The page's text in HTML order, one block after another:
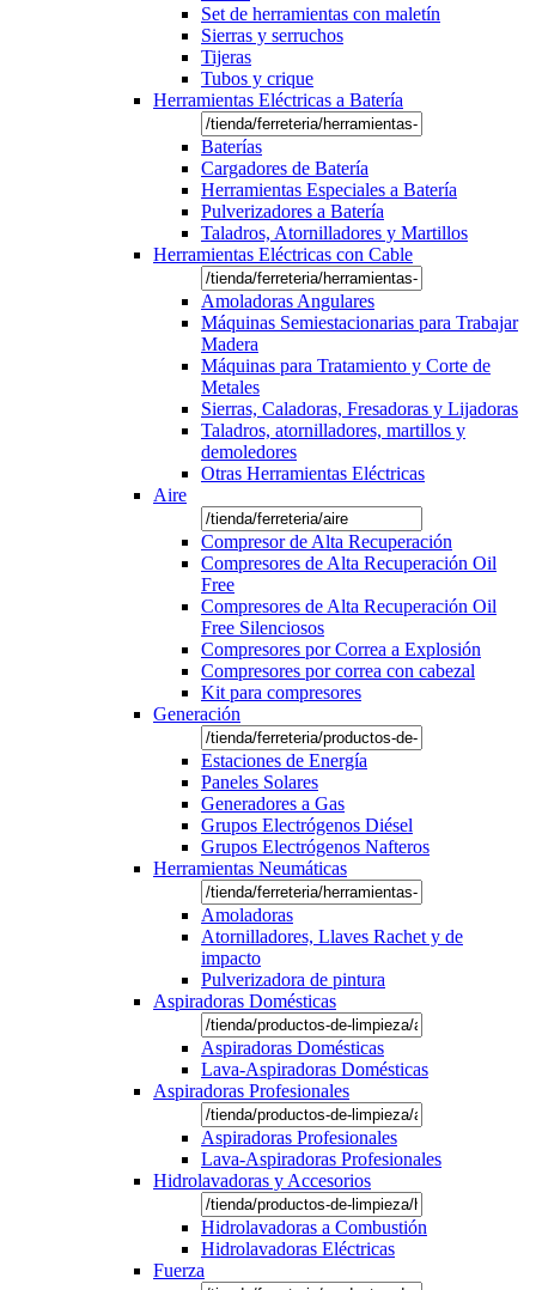
Set de herramientas con maletín
Sierras y serruchos
Tijeras
Tubos y crique
Herramientas Eléctricas a Batería
Baterías
Cargadores de Batería
Herramientas Especiales a Batería
Pulverizadores a Batería
Taladros, Atornilladores y Martillos
Herramientas Eléctricas con Cable
Amoladoras Angulares
Máquinas Semiestacionarias para Trabajar
Madera
Máquinas para Tratamiento y Corte de
Metales
Sierras, Caladoras, Fresadoras y Lijadoras
Taladros, atornilladores, martillos y
demoledores
Otras Herramientas Eléctricas
Aire
Compresor de Alta Recuperación
Compresores de Alta Recuperación Oil
Free
Compresores de Alta Recuperación Oil
Free Silenciosos
Compresores por Correa a Explosión
Compresores por correa con cabezal
Kit para compresores
Generación
Estaciones de Energía
Paneles Solares
Generadores a Gas
Grupos Electrógenos Diésel
Grupos Electrógenos Nafteros
Herramientas Neumáticas
Amoladoras
Atornilladores, Llaves Rachet y de
impacto
Pulverizadora de pintura
Aspiradoras Domésticas
Aspiradoras Domésticas
Lava-Aspiradoras Domésticas
Aspiradoras Profesionales
Aspiradoras Profesionales
Lava-Aspiradoras Profesionales
Hidrolavadoras y Accesorios
Hidrolavadoras a Combustión
Hidrolavadoras Eléctricas
Fuerza